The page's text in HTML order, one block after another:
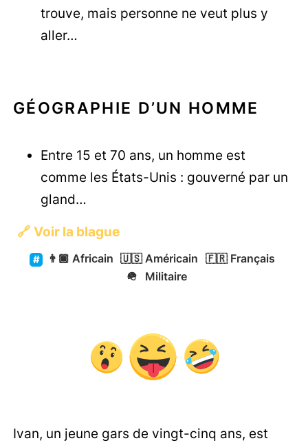
trouve, mais personne ne veut plus y
aller…
GÉOGRAPHIE D’UN HOMME
Entre 15 et 70 ans, un homme est
comme les États-Unis : gouverné par un
gland…
🔗 Voir la blague
👨🏿 Africain 🇺🇸 Américain 🇫🇷Français
🪖
Militaire
Ivan, un jeune gars de vingt-cinq ans, est